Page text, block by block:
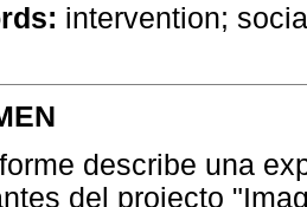
intervention;
describe una
del projecto